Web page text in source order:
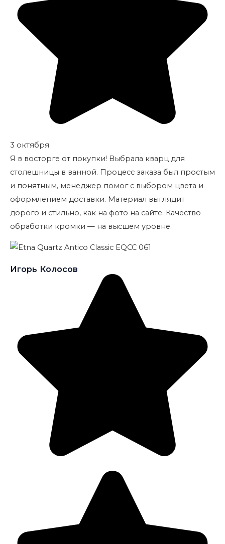
3 октября
Я в восторге от покупки! Выбрала кварц для
столешницы в ванной. Процесс заказа был простым
и понятным, менеджер помог с выбором цвета и
оформлением доставки. Материал выглядит
дорого и стильно, как на фото на сайте. Качество
обработки кромки — на высшем уровне.
Игорь Колосов